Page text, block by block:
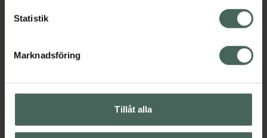
Statistik
Marknadsföring
Tillåt alla
Upptäck flera produkter inom
Ansiktsserum
Ansiktsvård
Hudvård
Premium hudvård